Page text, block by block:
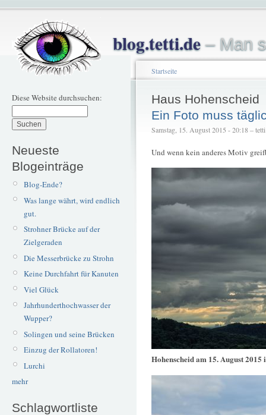
blog.tetti.de– Man
Diese Website durchsuchen:
Neueste
Blogeinträge
Blog-Ende?
Was lange währt, wird endlich
gut.
Strohner Brücke auf der
Zielgeraden
Die Messerbrücke zu Strohn
Keine Durchfahrt für Kanuten
Viel Glück
Jahrhunderthochwasser der
Wupper?
Solingen und seine Brücken
Einzug der Rollatoren!
Lurchi
mehr
Schlagwortliste
Startseite
Haus Hohenscheid
Ein Foto muss
Samstag, 15. August 2015 - 20:18 – tetti
Und wenn kein anderes Motiv
Hohenscheid am 15. August 2015